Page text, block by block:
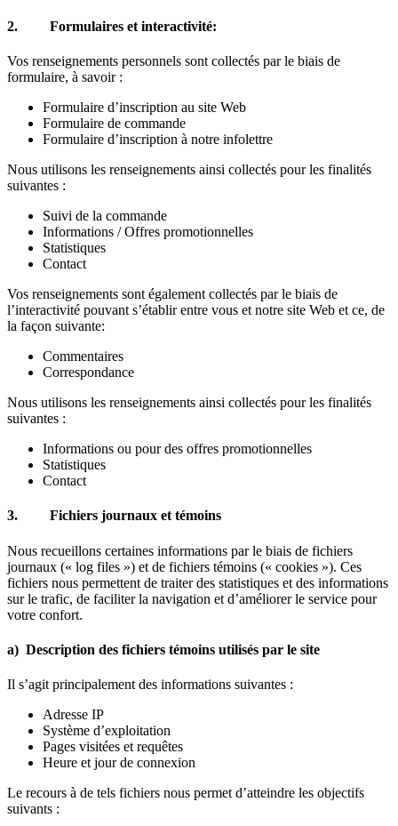
2. Formulaires et interactivité:
Vos renseignements personnels sont collectés par le biais de
formulaire, à savoir :
Formulaire d’inscription au site Web
Formulaire de commande
Formulaire d’inscription à notre infolettre
Nous utilisons les renseignements ainsi collectés pour les finalités
suivantes :
Suivi de la commande
Informations / Offres promotionnelles
Statistiques
Contact
Vos renseignements sont également collectés par le biais de
l’interactivité pouvant s’établir entre vous et notre site Web et ce, de
la façon suivante:
Commentaires
Correspondance
Nous utilisons les renseignements ainsi collectés pour les finalités
suivantes :
Informations ou pour des offres promotionnelles
Statistiques
Contact
3. Fichiers journaux et témoins
Nous recueillons certaines informations par le biais de fichiers
journaux (« log files ») et de fichiers témoins (« cookies »). Ces
fichiers nous permettent de traiter des statistiques et des informations
sur le trafic, de faciliter la navigation et d’améliorer le service pour
votre confort.
a) Description des fichiers témoins utilisés par le site
Il s’agit principalement des informations suivantes :
Adresse IP
Système d’exploitation
Pages visitées et requêtes
Heure et jour de connexion
Le recours à de tels fichiers nous permet d’atteindre les objectifs
suivants :